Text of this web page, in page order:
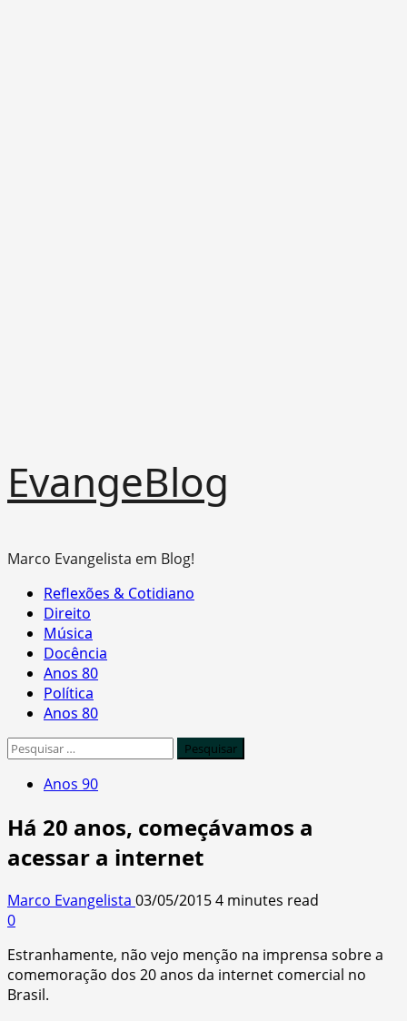
to
content
EvangeBlog
Marco Evangelista em Blog!
Primary
Menu
Reflexões & Cotidiano
Direito
Música
Docência
Anos 80
Política
Anos 80
Pesquisar
Anos 90
Há 20 anos, começávamos a
acessar a internet
Marco Evangelista 03/05/20154 minutes read
0
Estranhamente, não vejo menção na imprensa sobre a
comemoração dos 20 anos da internet comercial no
Brasil.